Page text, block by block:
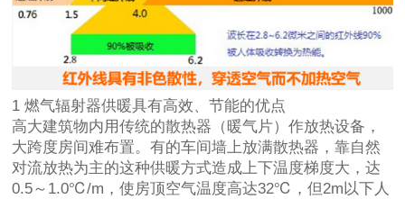
1 燃气辐射器供暖具有高效、节能的优点
高大建筑物内用传统的散热器（暖气片）作放热设备，
大跨度房间难布置。有的车间墙上放满散热器，靠自然
对流放热为主的这种供暖方式造成上下温度梯度大，达
0.5～1.0℃/m，使房顶空气温度高达32℃，但2m以下人